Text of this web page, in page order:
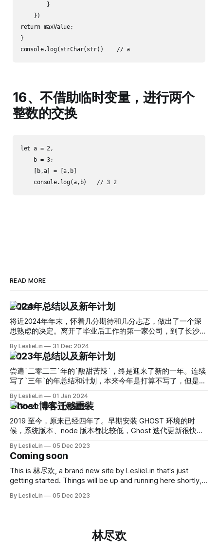
        }
    })
return maxValue;
}
16、不借助临时变量，进行两个
整数的交换
let a = 2,
    b = 3;
    [b,a] = [a,b]
    console.log(a,b)   // 3 2
READ MORE
2024年总结以及新年计划
将近2024年年末，怀着几分期待和几分忐忑，做出了一个深
思熟虑的决定。离开了毕业后工作的第一家公司，到了长沙工
得生活就该这样走走停停，跳出熟悉的舒适圈，去看看不同的
风景。
By LeslieLin 31 Dec 2024
2023年总结以及新年计划
尝遍`二零二三`年的`酸甜苦辣`，终是迎来了新的一年。连续
写了`三年`的年总结和计划，本来今年是打算不写了，但是当
中如画面一般涌现出来，或许年终总结是珍藏记忆最好的方式
吧。
By LeslieLin 01 Jan 2024
Ghost 博客迁移重装
2019 至今，原来已经四年了。早期安装 GHOST 环境的时
候，系统版本、node 版本都比较低，Ghost 迭代更新很快，
法正常编译 node18 的依赖，所以就导致现在升不上去 ghost
最新版，于是乎打算迁移重装。
By LeslieLin 05 Dec 2023
Coming soon
This is 林尽欢, a brand new site by LeslieLin that's just
getting started. Things will be up and running here shortly,
up to date and receive emails when new content is
By LeslieLin 05 Dec 2023
林尽欢